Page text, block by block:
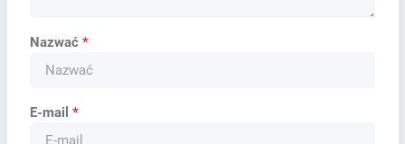
Nazwać*
E-mail*